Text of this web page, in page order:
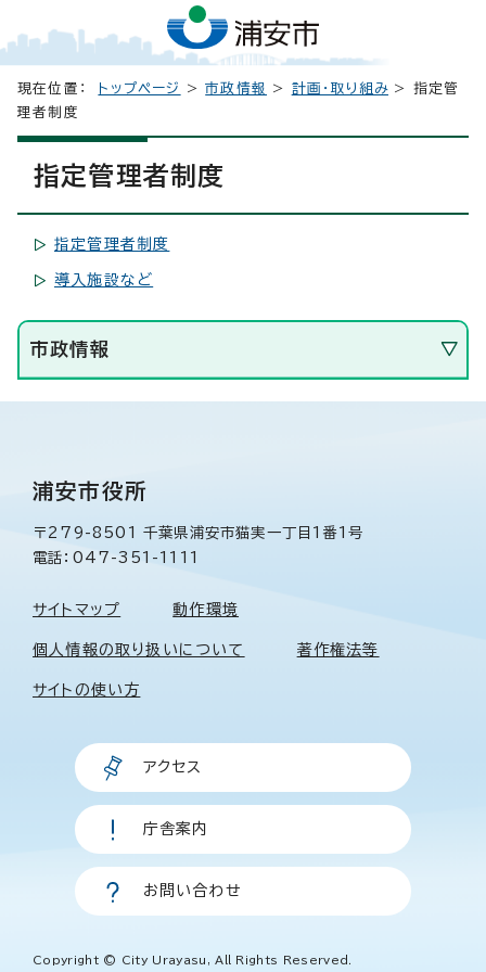
現在位置： トップページ >市政情報 > 計画・取り組み > 指定管
理者制度
指定管理者制度
指定管理者制度
導入施設など
市政情報
浦安市役所
〒279-8501 千葉県浦安市猫実一丁目1番1号
電話：047-351-1111
サイトマップ 動作環境
個人情報の取り扱いについて 著作権法等
サイトの使い方
アクセス
庁舎案内
お問い合わせ
Copyright © City Urayasu, All Rights Reserved.